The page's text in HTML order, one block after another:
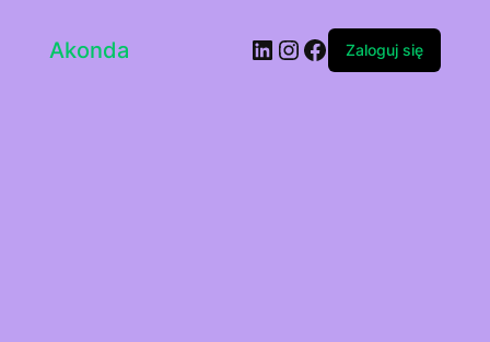
Akonda LinkedIn
Instagram
Facebook
Zaloguj się